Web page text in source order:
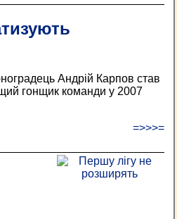
Андрій Карпов став
гонщик команди у 2007
=>>>=